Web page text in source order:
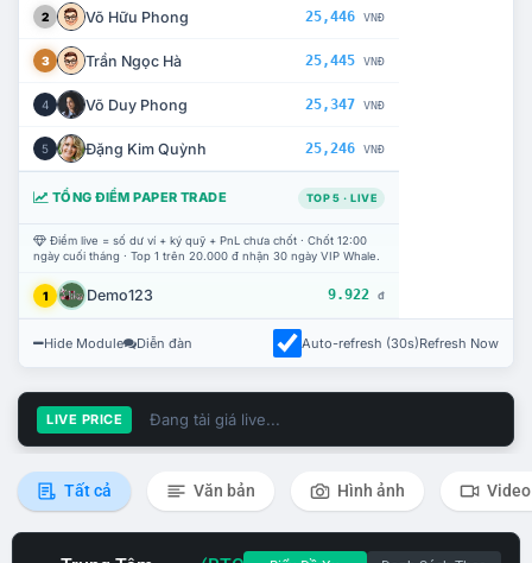
2 Võ Hữu Phong 25,446 VNĐ
3 Trần Ngọc Hà 25,445 VNĐ
4 Võ Duy Phong 25,347 VNĐ
5 Đặng Kim Quỳnh 25,246 VNĐ
TỔNG ĐIỂM PAPER TRADE TOP 5 · LIVE
Điểm live = số dư ví + ký quỹ + PnL chưa chốt · Chốt 12:00
ngày cuối tháng · Top 1 trên 20.000 đ nhận 30 ngày VIP Whale.
1 Demo123 9.922 đ
Hide Module Diễn đàn Auto-refresh (30s)Refresh Now
LIVE PRICE Đang tải giá live...
Tất cả Văn bản Hình ảnh Video